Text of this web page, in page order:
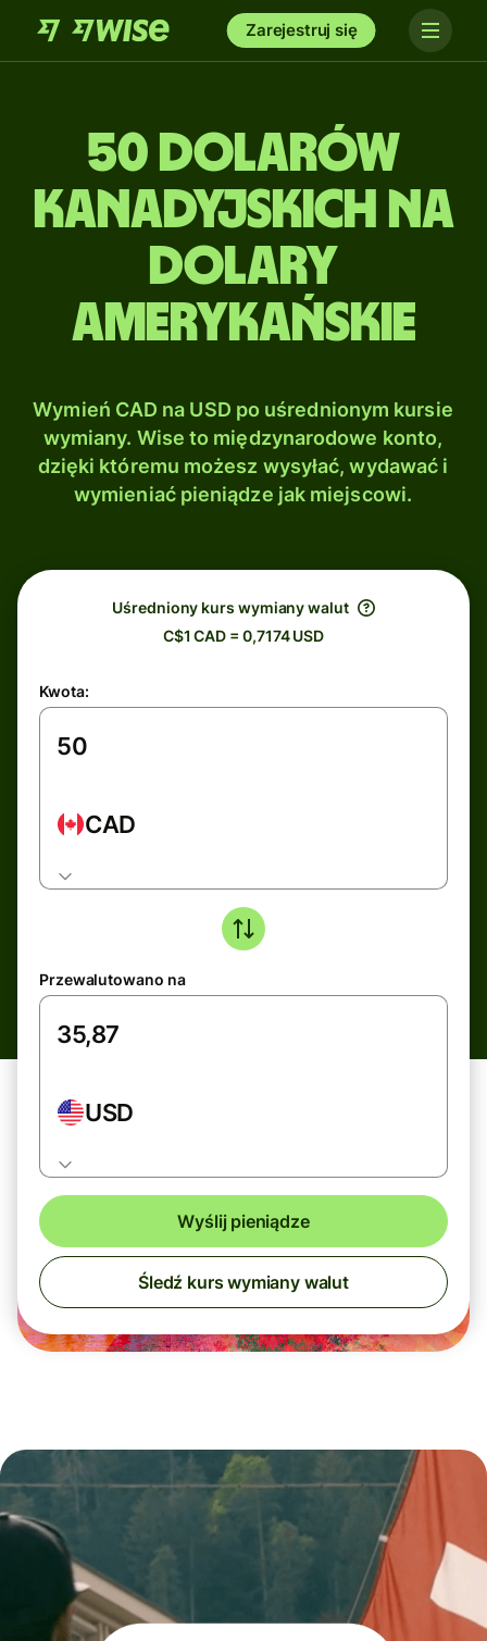
Zarejestruj się
50 Dolarów
kanadyjskich na
Dolary
amerykańskie
Wymień CAD na USD po uśrednionym kursie
wymiany. Wise to międzynarodowe konto,
dzięki któremu możesz wysyłać, wydawać i
wymieniać pieniądze jak miejscowi.
Uśredniony kurs wymiany walut
C$1 CAD = 0,7174 USD
Kwota:
CAD
Przewalutowano na
USD
Wyślij pieniądze
Śledź kurs wymiany walut